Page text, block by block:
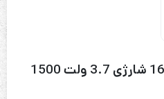
باتری لیتیوم یون 16340 شارژی 3.7 ولت 1500